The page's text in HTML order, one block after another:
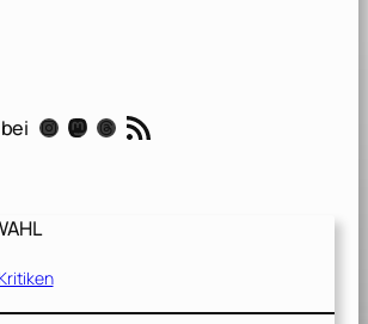
Instagram Mastodon Threads RSS-Feed